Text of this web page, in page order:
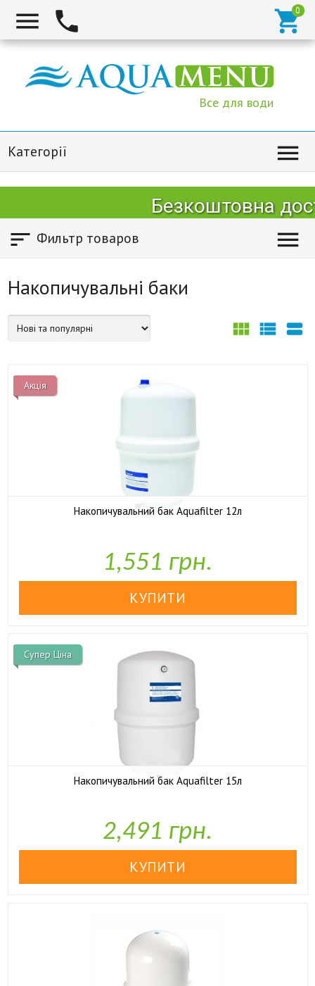
  
Все для води
Категорії 
Безкоштовна
 Фильтр товаров 
Накопичувальні баки
  
Акція
Накопичувальний бак Aquafilter 12л
1,551 грн.
Супер Ціна
Накопичувальний бак Aquafilter 15л
2,491 грн.